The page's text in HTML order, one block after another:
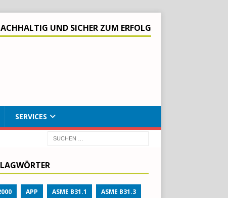
UND SICHER ZUM ERFOLG
SERVICES
APP ASME B31.1 ASME B31.3